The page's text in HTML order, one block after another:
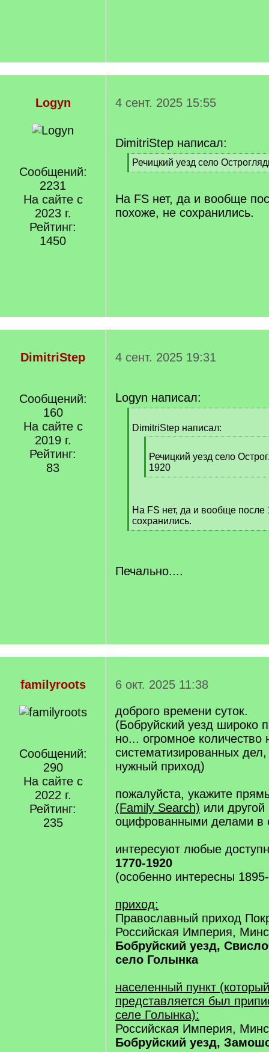
Logyn
Сообщений:
2231
На сайте с
2023 г.
Рейтинг:
1450
4 сент. 2025 15:55
DimitriStep написал:
[
q
Речицкий уезд село
[
q
На FS нет, да и вообще
похоже, не сохранились.
DimitriStep
Сообщений:
160
На сайте с
2019 г.
Рейтинг:
83
4 сент. 2025 19:31
Logyn написал:
q
DimitriStep написал:
q
]
Речицкий уезд село
1920
[
]
На FS нет, да и вообще
сохранились.
[
Печально....
familyroots
Сообщений:
290
На сайте с
2022 г.
Рейтинг:
235
6 окт. 2025 11:38
доброго времени суток.
(Бобруйский уезд широко
но... огромное количество
систематизированных
нужный приход)
пожалуйста, укажите
(Family Search) или другой
оцифрованными делами в
интересуют любые
1770-1920
(особенно интересны
приход:
Православный приход
Российская Империя,
Бобруйский уезд,
село Голынка
населенный пункт
представляется был
селе Голынка):
Российская Империя,
Бобруйский уезд,